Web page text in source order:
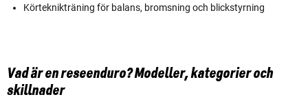
Körteknikträning för balans, bromsning och blickstyrning
Vad är en reseenduro? Modeller, kategorier och
skillnader